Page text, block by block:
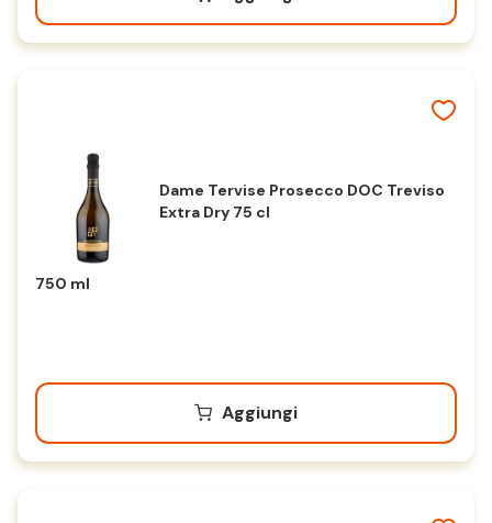
Dame Tervise Prosecco DOC Treviso
Extra Dry 75 cl
750 ml
Aggiungi